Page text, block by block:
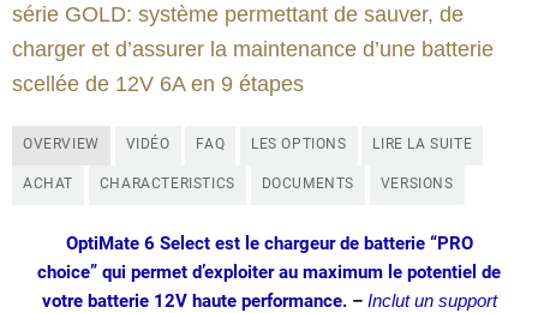
série GOLD: système permettant de sauver, de
charger et d’assurer la maintenance d’une batterie
scellée de 12V 6A en 9 étapes
OVERVIEW VIDÉO FAQ LES OPTIONS LIRE LA SUITE
ACHAT CHARACTERISTICS DOCUMENTS VERSIONS
OptiMate 6 Select est le chargeur de batterie “PRO
choice” qui permet d’exploiter au maximum le potentiel de
votre batterie 12V haute performance. – Inclut un support